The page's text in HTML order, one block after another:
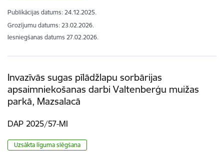
Publikācijas datums: 24.12.2025.
Grozījumu datums: 23.02.2026.
Iesniegšanas datums 27.02.2026.
Invazīvās sugas pīlādžlapu sorbārijas
apsaimniekošanas darbi Valtenberģu muižas
parkā, Mazsalacā
DAP 2025/57-MI
Uzsākta līguma slēgšana